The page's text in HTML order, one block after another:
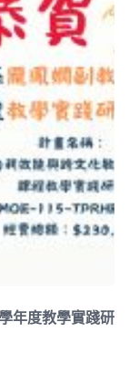
年度教學實踐研